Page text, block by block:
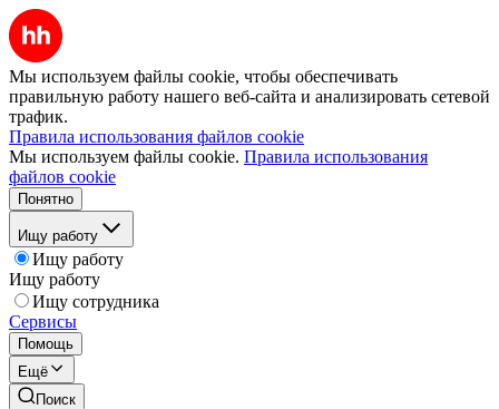
Мы используем файлы cookie, чтобы обеспечивать
правильную работу нашего веб-сайта и анализировать сетевой
трафик.
Правила использования файлов cookie
Мы используем файлы cookie. Правила использования
файлов cookie
Понятно
Ищу работу
Ищу работу
Ищу работу
Ищу сотрудника
Сервисы
Помощь
Ещё
Поиск